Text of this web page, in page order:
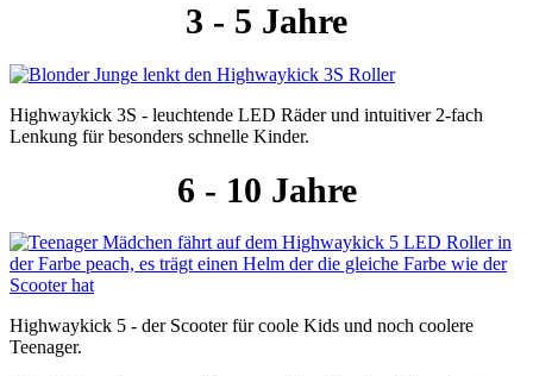
3 - 5 Jahre
Highwaykick 3S - leuchtende LED Räder und intuitiver 2-fach
Lenkung für besonders schnelle Kinder.
6 - 10 Jahre
Highwaykick 5 - der Scooter für coole Kids und noch coolere
Teenager.